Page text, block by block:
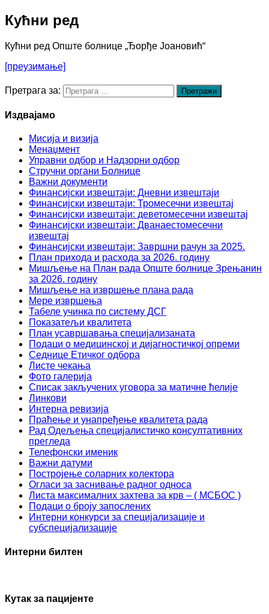
Кућни ред
Кућни ред Опште болнице „Ђорђе Јоановић“
[преузимање]
Претрага за:
Издвајамо
Мисија и визија
Менаџмент
Управни одбор и Надзорни одбор
Стручни органи Болнице
Важни документи
Финансијски извештаји: Дневни извештаји
Финансијски извештаји: Тромесечни извештај
Финансијски извештаји: деветомесечни извештај
Финансијски извештаји: Дванаестомесечни
извештај
Финансијски извештаји: Завршни рачун за 2025.
План прихода и расхода за 2026. годину
Мишљење на План рада Опште болнице Зрењанин
за 2026. годину
Мишљење на извршење плана рада
Мере извршења
Табеле учинка по систему ДСГ
Показатељи квалитета
План усавршавања специјализаната
Подаци о медицинској и дијагностичкој опреми
Седнице Етичког одбора
Листе чекања
Фото галерија
Списак закључених уговора за матичне ћелије
Линкови
Интерна ревизија
Праћење и унапређење квалитета рада
Рад Одељења специјалистичко консултативних
прегледа
Телефонски именик
Важни датуми
Постројење соларних колектора
Огласи за заснивање радног односа
Листа максималних захтева за крв – ( МСБОС )
Подаци о броју запослених
Интерни конкурси за специјализације и
субспецијализације
Интерни билтен
Кутак за пацијенте